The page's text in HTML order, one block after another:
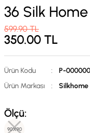
36 Silk
599.90TL
350.00 TL
Ürün Kodu :
P-
Ürün Markası
: Silkhome
Ölçü:
90X90